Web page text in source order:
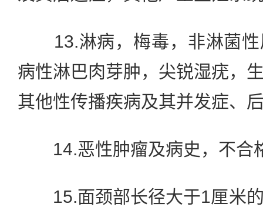
13.淋病，梅毒，非淋菌性
病性淋巴肉芽肿，尖锐湿疣，
其他性传播疾病及其并发症、
14.恶性肿瘤及病史，不合
15.面颈部长径大于1厘米的